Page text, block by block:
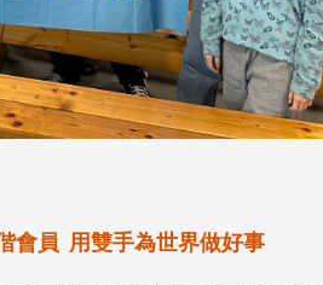
會員 用雙手為世界做好事